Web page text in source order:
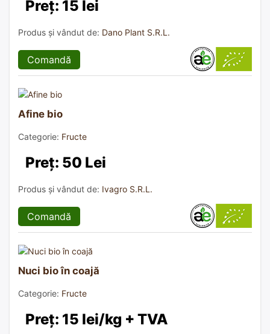
Preț: 15 lei
Produs și vândut de: Dano Plant S.R.L.
Comandă
Afine bio
Categorie: Fructe
Preț: 50 Lei
Produs și vândut de: Ivagro S.R.L.
Comandă
Nuci bio în coajă
Categorie: Fructe
Preț: 15 lei/kg + TVA